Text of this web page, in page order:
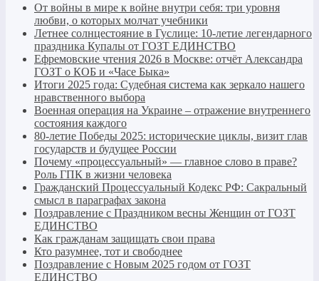
От войны в мире к войне внутри себя: три уровня
любви, о которых молчат учебники
Летнее солнцестояние в Гуслице: 10-летие легендарного
праздника Купалы от ГОЗТ ЕДИНСТВО
Ефремовские чтения 2026 в Москве: отчёт Александра
ГОЗТ о КОБ и «Часе Быка»
Итоги 2025 года: Судебная система как зеркало нашего
нравственного выбора
Военная операция на Украине – отражение внутреннего
состояния каждого
80-летие Победы 2025: исторические циклы, визит глав
государств и будущее России
Почему «процессуальный» — главное слово в праве?
Роль ГПК в жизни человека
Гражданский Процессуальный Кодекс РФ: Сакральный
смысл в параграфах закона
Поздравление с Праздником весны Женщин от ГОЗТ
ЕДИНСТВО
Как гражданам защищать свои права
Кто разумнее, тот и свободнее
Поздравление с Новым 2025 годом от ГОЗТ
ЕДИНСТВО